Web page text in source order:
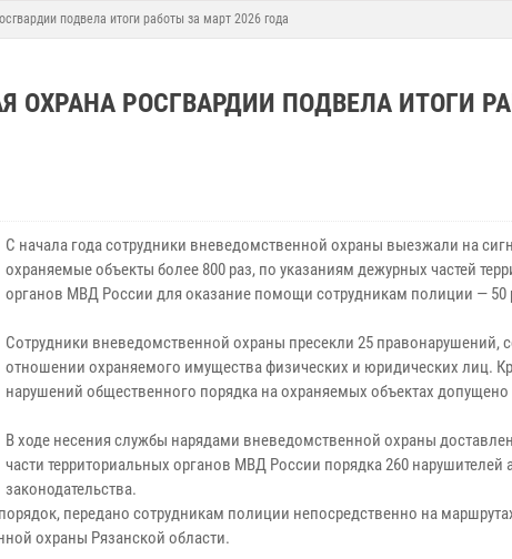
подвела итоги работы за март 2026 года
ОХРАНА РОСГВАРДИИ ПОДВЕЛА ИТОГИ
С начала года сотрудники вневедомственной охраны выезжали на
охраняемые объекты более 800 раз, по указаниям дежурных частей
органов МВД России для оказание помощи сотрудникам полиции — 50
Сотрудники вневедомственной охраны пресекли 25 правонарушений,
отношении охраняемого имущества физических и юридических лиц.
нарушений общественного порядка на охраняемых объектах
В ходе несения службы нарядами вневедомственной охраны
части территориальных органов МВД России порядка 260 нарушителей
законодательства.
передано сотрудникам полиции непосредственно на
охраны Рязанской области.